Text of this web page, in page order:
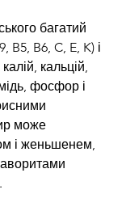
багатий
B5, B6, C, E, K) і
кальцій,
фосфор і
може
і женьшенем,